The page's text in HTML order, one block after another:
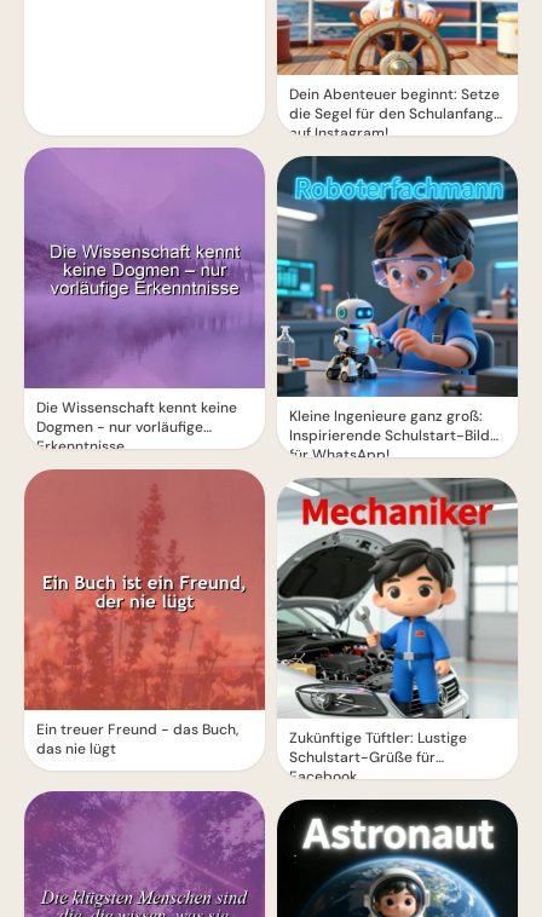
Die Wissenschaft kennt keine
Dogmen - nur vorläufige
Erkenntnisse
Ein treuer Freund - das Buch,
das nie lügt
Dein Abenteuer beginnt: Setze
die Segel für den Schulanfang
auf Instagram!
Kleine Ingenieure ganz groß:
Inspirierende Schulstart-Bilder
für WhatsApp!
Zukünftige Tüftler: Lustige
Schulstart-Grüße für
Facebook